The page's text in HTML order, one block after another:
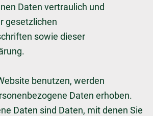
Daten vertraulich und
gesetzlichen
sowie dieser
benutzen, werden
Daten erhoben.
Daten sind Daten, mit denen Sie